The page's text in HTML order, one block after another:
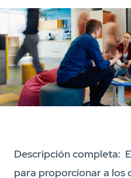
Descripción completa:
para proporcionar a los